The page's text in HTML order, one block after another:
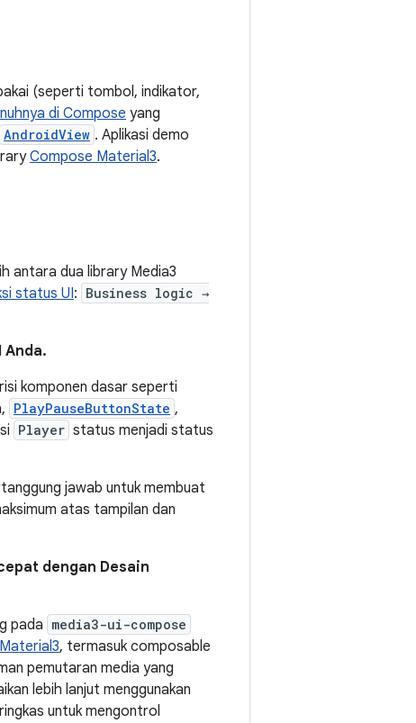
(seperti tombol, indikator,
di Compose yang
AndroidView . Aplikasi demo
Compose Material3.
antara dua library Media3
status UI: Business logic →
Anda.
komponen dasar seperti
PlayPauseButtonState ,
Player status menjadi status
jawab untuk membuat
atas tampilan dan
dengan Desain
pada media3-ui-compose
, termasuk composable
pemutaran media yang
lebih lanjut menggunakan
untuk mengontrol